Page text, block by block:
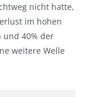
nicht hatte,
im hohen
40% der
weitere Welle